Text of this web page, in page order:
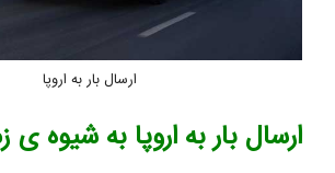
ارسال بار به اروپا
ارسال بار به اروپا به شیوه ی